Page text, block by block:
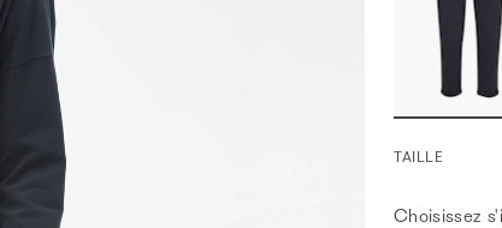
TAILLE
Choisissez